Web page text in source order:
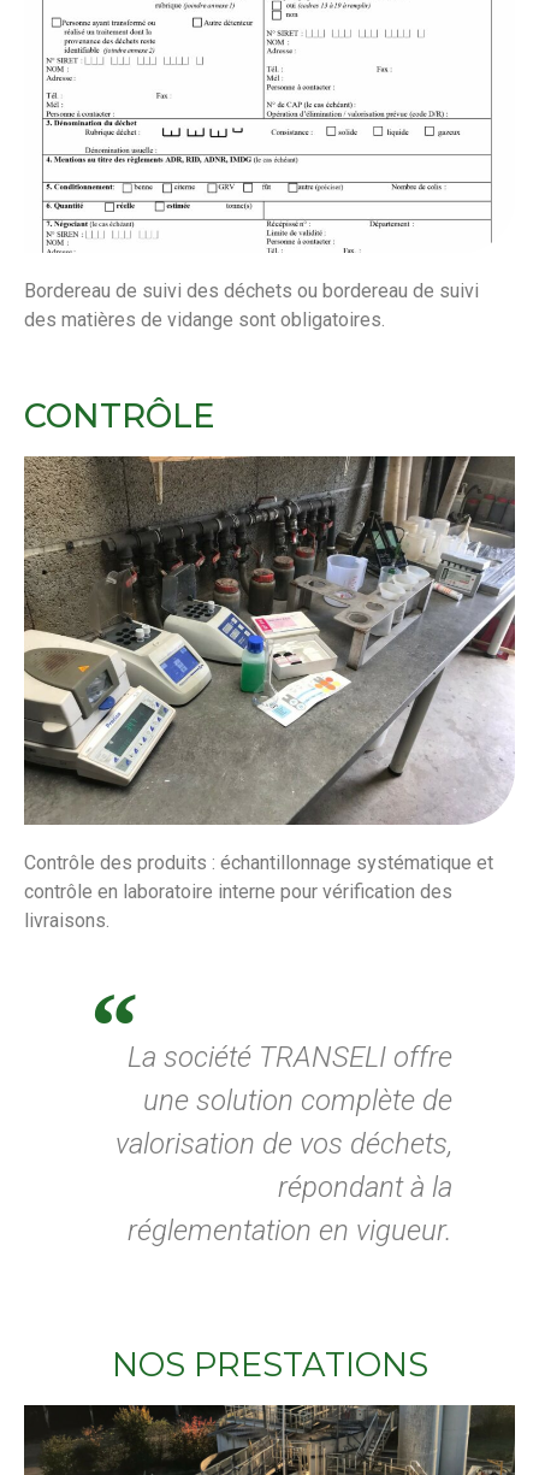
Bordereau de suivi des déchets ou bordereau de suivi
des matières de vidange sont obligatoires.
CONTRÔLE
Contrôle des produits : échantillonnage systématique et
contrôle en laboratoire interne pour vérification des
livraisons.
La société TRANSELI offre
une solution complète de
valorisation de vos déchets,
répondant à la
réglementation en vigueur.
NOS PRESTATIONS